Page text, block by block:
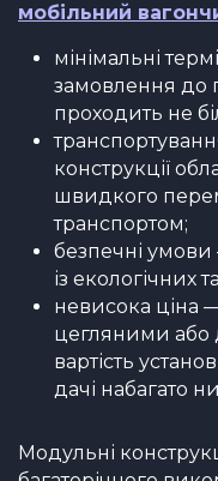
мобільний
мінімальні
замовлення до
проходить не
конструкції
швидкого
транспортом;
безпечні
із екологічних
невисока ціна
цегляними або
вартість
дачі набагато
Модульні